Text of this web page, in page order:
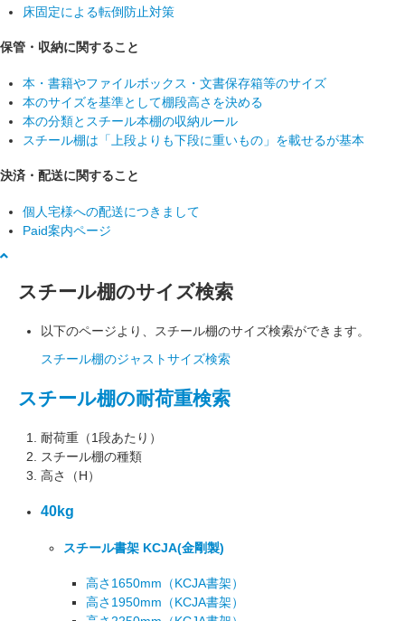
床固定による転倒防止対策
保管・収納に関すること
本・書籍やファイルボックス・文書保存箱等のサイズ
本のサイズを基準として棚段高さを決める
本の分類とスチール本棚の収納ルール
スチール棚は「上段よりも下段に重いもの」を載せるが基本
決済・配送に関すること
個人宅様への配送につきまして
Paid案内ページ
スチール棚のサイズ検索
以下のページより、スチール棚のサイズ検索ができます。
スチール棚のジャストサイズ検索
スチール棚の耐荷重検索
耐荷重（1段あたり）
スチール棚の種類
高さ（H）
40kg
スチール書架 KCJA(金剛製)
高さ1650mm （KCJA書架）
高さ1950mm （KCJA書架）